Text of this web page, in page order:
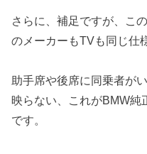
さらに、補足ですが、こ
のメーカーもTVも同じ仕
助手席や後席に同乗者が
映らない、これがBMW純
です。